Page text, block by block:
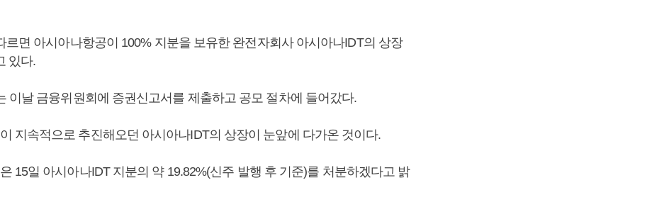
르면 아시아나항공이 100% 지분을 보유한 완전자회사 아시아나IDT의 상장
있다.
이날 금융위원회에 증권신고서를 제출하고 공모 절차에 들어갔다.
지속적으로 추진해오던 아시아나IDT의 상장이 눈앞에 다가온 것이다.
15일 아시아나IDT 지분의 약 19.82%(신주 발행 후 기준)를 처분하겠다고 밝